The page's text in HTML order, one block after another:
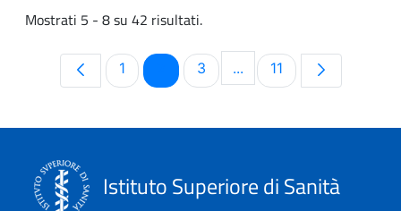
Mostrati 5 - 8 su 42 risultati.
Pagina
1 PaginaPagina
3 ...Pagine intermedie Use
Pagina
11
Istituto Superiore di Sanità